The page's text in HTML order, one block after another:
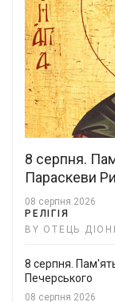
8 серпня.
Параскеви
08 серпня 2026
РЕЛІГІЯ
BY ОТЕЦЬ
8 серпня.
Печерського
08 серпня 2026